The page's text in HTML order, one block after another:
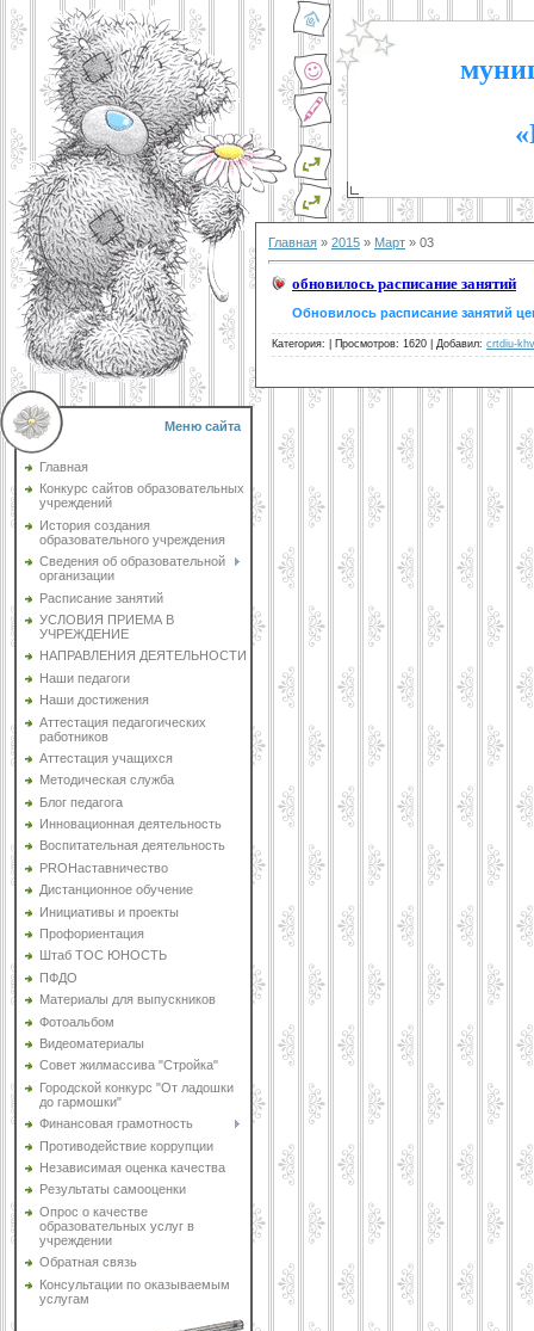
Меню сайта
Главная
Конкурс сайтов образовательных
учреждений
История создания
образовательного учреждения
Сведения об образовательной
организации
Расписание занятий
УСЛОВИЯ ПРИЕМА В
УЧРЕЖДЕНИЕ
НАПРАВЛЕНИЯ ДЕЯТЕЛЬНОСТИ
Наши педагоги
Наши достижения
Аттестация педагогических
работников
Аттестация учащихся
Методическая служба
Блог педагога
Инновационная деятельность
Воспитательная деятельность
PROНаставничество
Дистанционное обучение
Инициативы и проекты
Профориентация
Штаб ТОС ЮНОСТЬ
ПФДО
Материалы для выпускников
Фотоальбом
Видеоматериалы
Совет жилмассива "Стройка"
Городской конкурс "От ладошки
до гармошки"
Финансовая грамотность
Противодействие коррупции
Независимая оценка качества
Результаты самооценки
Опрос о качестве
образовательных услуг в
учреждении
Обратная связь
Консультации по оказываемым
услугам
Главная » 2015 » Март » 03
обновилось расписание занятий
Обновилось расписание занятий
Категория: Просмотров: 1620 | Добавил: crtdiu-khv